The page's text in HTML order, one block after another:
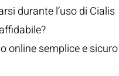
durante l’uso di Cialis
online semplice e sicuro